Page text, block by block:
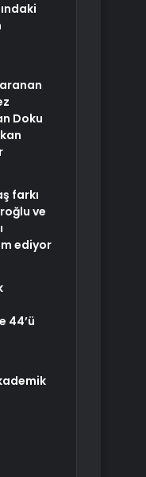
aranan
Doku
farkı
ve
ediyor
44’ü